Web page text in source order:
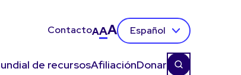
ContactoAAA Español
de recursosAfiliaciónDonar